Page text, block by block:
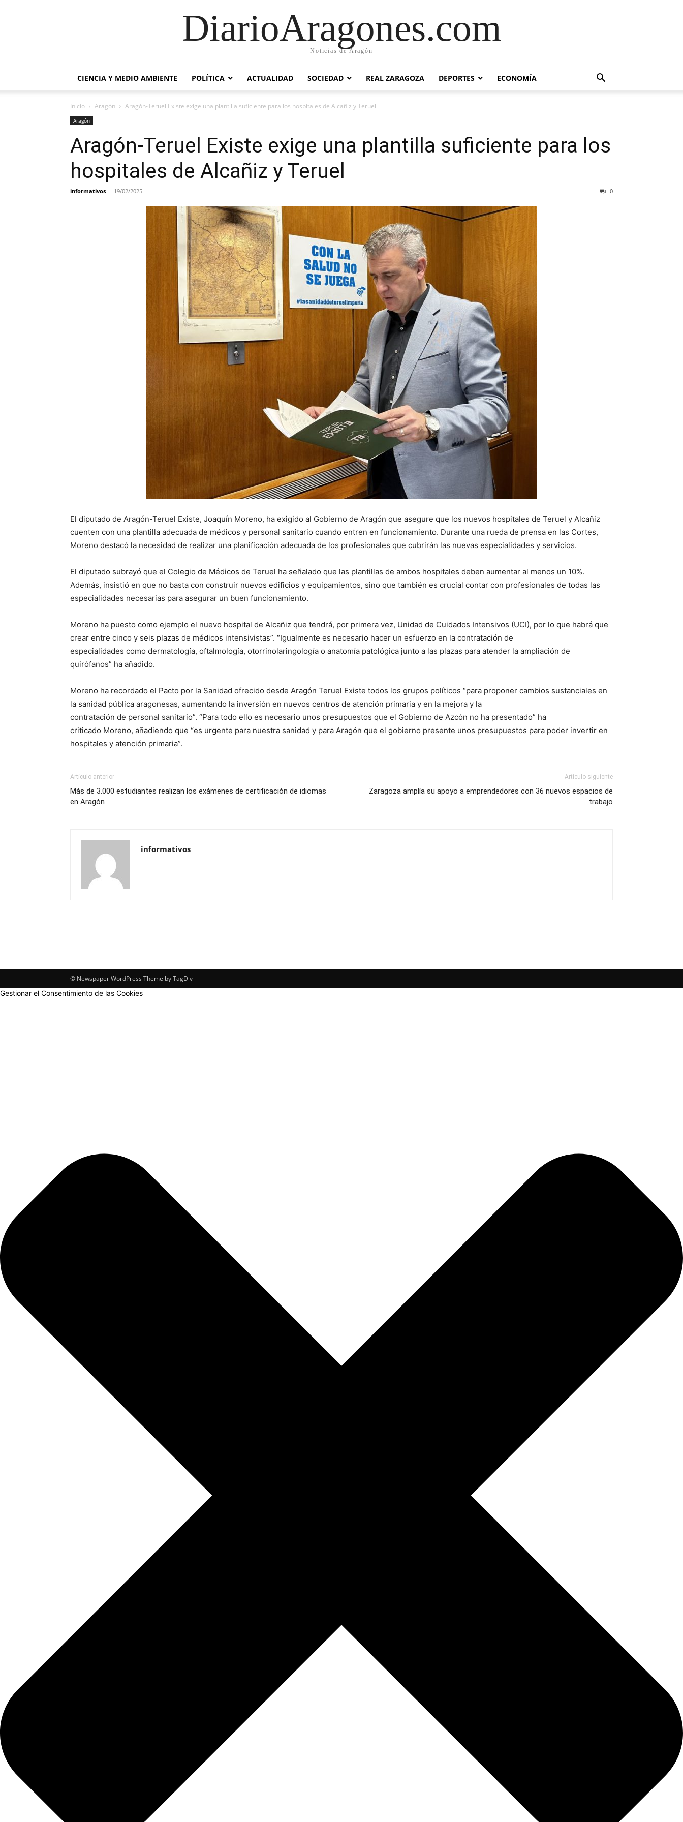
DiarioAragones.com
Noticias de Aragón
CIENCIA Y MEDIO AMBIENTE POLÍTICA ACTUALIDAD SOCIEDAD REAL ZARAGOZA DEPORTES ECONOMÍA
Inicio Aragón Aragón-Teruel Existe exige una plantilla suficiente para los hospitales de Alcañiz y Teruel
Aragón
Aragón-Teruel Existe exige una plantilla suficiente para los
hospitales de Alcañiz y Teruel
informativos - 19/02/2025 0
El diputado de Aragón-Teruel Existe, Joaquín Moreno, ha exigido al Gobierno de Aragón que asegure que los nuevos hospitales de Teruel y Alcañiz
cuenten con una plantilla adecuada de médicos y personal sanitario cuando entren en funcionamiento. Durante una rueda de prensa en las Cortes,
Moreno destacó la necesidad de realizar una planificación adecuada de los profesionales que cubrirán las nuevas especialidades y servicios.
El diputado subrayó que el Colegio de Médicos de Teruel ha señalado que las plantillas de ambos hospitales deben aumentar al menos un 10%.
Además, insistió en que no basta con construir nuevos edificios y equipamientos, sino que también es crucial contar con profesionales de todas las
especialidades necesarias para asegurar un buen funcionamiento.
Moreno ha puesto como ejemplo el nuevo hospital de Alcañiz que tendrá, por primera vez, Unidad de Cuidados Intensivos (UCI), por lo que habrá que
crear entre cinco y seis plazas de médicos intensivistas”. “Igualmente es necesario hacer un esfuerzo en la contratación de
especialidades como dermatología, oftalmología, otorrinolaringología o anatomía patológica junto a las plazas para atender la ampliación de
quirófanos” ha añadido.
Moreno ha recordado el Pacto por la Sanidad ofrecido desde Aragón Teruel Existe todos los grupos políticos “para proponer cambios sustanciales en
la sanidad pública aragonesas, aumentando la inversión en nuevos centros de atención primaria y en la mejora y la
contratación de personal sanitario”. “Para todo ello es necesario unos presupuestos que el Gobierno de Azcón no ha presentado” ha
criticado Moreno, añadiendo que “es urgente para nuestra sanidad y para Aragón que el gobierno presente unos presupuestos para poder invertir en
hospitales y atención primaria”.
Artículo anterior
Más de 3.000 estudiantes realizan los exámenes de certificación de idiomas
en Aragón
Artículo siguiente
Zaragoza amplía su apoyo a emprendedores con 36 nuevos espacios de
trabajo
informativos
© Newspaper WordPress Theme by TagDiv
Gestionar el Consentimiento de las Cookies